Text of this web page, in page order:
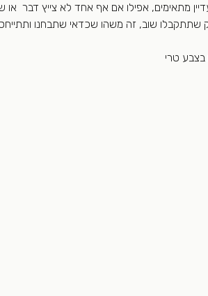
מתאימים, אפילו אם אף אחד לא צייץ דבר
שוב, זה משהו שכדאי שתבחנו
טרי